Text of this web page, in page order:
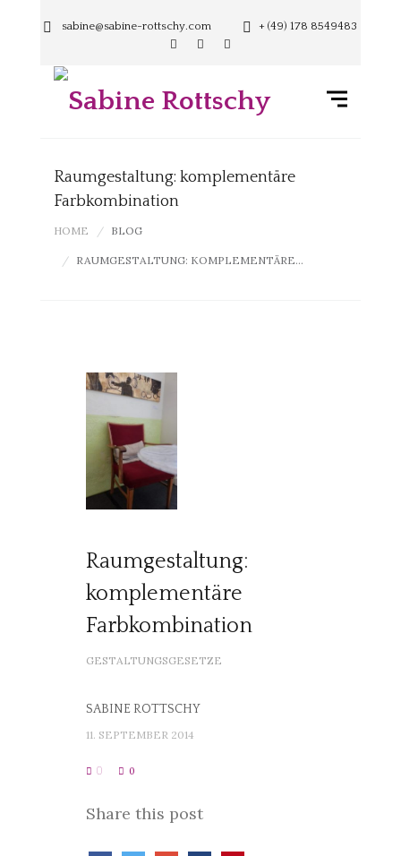
sabine@sabine-rottschy.com + (49) 178 8549483
Raumgestaltung: komplementäre
Farbkombination
HOME BLOG
RAUMGESTALTUNG: KOMPLEMENTÄRE...
Raumgestaltung:
komplementäre
Farbkombination
GESTALTUNGSGESETZE
SABINE ROTTSCHY
11. SEPTEMBER 2014
0 0
Share this post